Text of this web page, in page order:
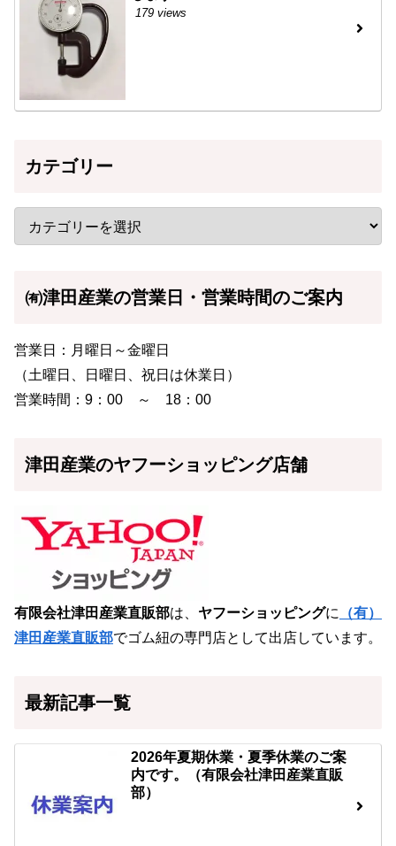
179 views
カテゴリー
㈲津田産業の営業日・営業時間のご案内
営業日：月曜日～金曜日
（土曜日、日曜日、祝日は休業日）
営業時間：9：00 ～ 18：00
津田産業のヤフーショッピング店舗
有限会社津田産業直販部は、 ヤフーショッピングに
（有）
津田産業直販部でゴム紐の専門店として出店しています。
最新記事一覧
2026年夏期休業・夏季休業のご案
内です。（有限会社津田産業直販
部）